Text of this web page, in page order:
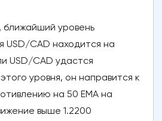
уровень
USD/CAD находится на
USD/CAD удастся
уровня, он направится к
на 50 EMA на
выше 1.2200